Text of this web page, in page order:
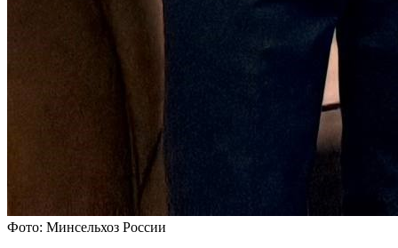
Фото: Минсельхоз России